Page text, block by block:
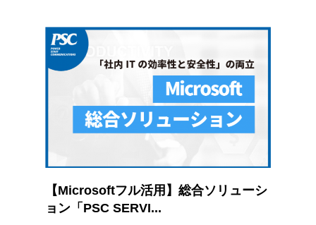
【Microsoftフル活用】総合ソリューシ
ョン「PSC SERVI...